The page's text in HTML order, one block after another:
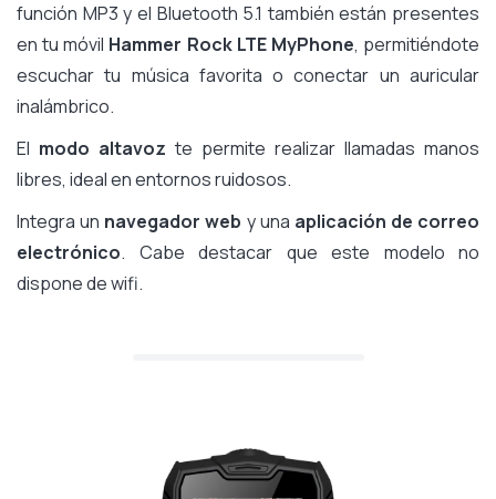
función MP3 y el Bluetooth 5.1 también están presentes
en tu móvil Hammer Rock LTE MyPhone, permitiéndote
escuchar tu música favorita o conectar un auricular
inalámbrico.
El modo altavoz te permite realizar llamadas manos
libres, ideal en entornos ruidosos.
Integra un navegador web y una aplicación de correo
electrónico. Cabe destacar que este modelo no
dispone de wifi.